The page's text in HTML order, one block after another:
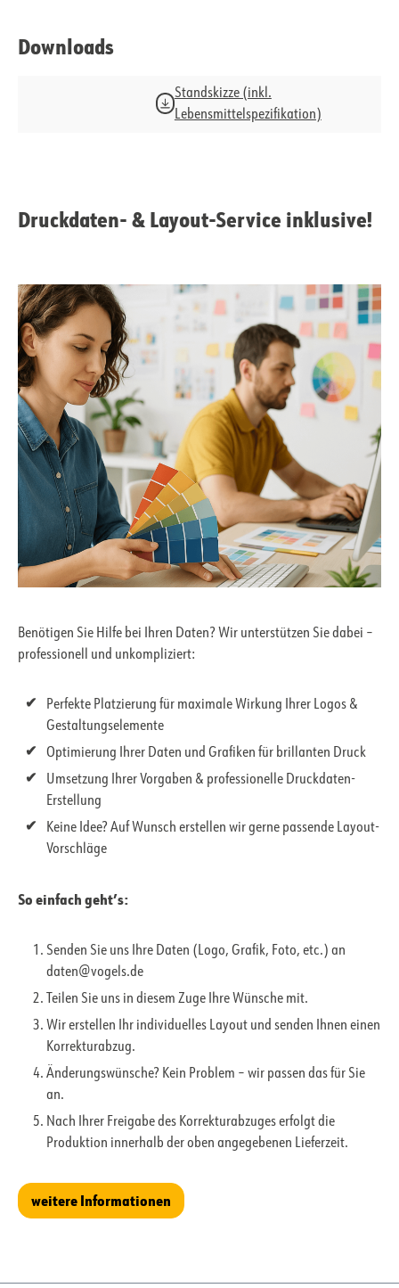
Downloads
Standskizze (inkl.
Lebensmittelspezifikation)
Druckdaten- & Layout-Service inklusive!
Benötigen Sie Hilfe bei Ihren Daten? Wir unterstützen Sie dabei –
professionell und unkompliziert:
Perfekte Platzierung für maximale Wirkung Ihrer Logos &
Gestaltungselemente
Optimierung Ihrer Daten und Grafiken für brillanten Druck
Umsetzung Ihrer Vorgaben & professionelle Druckdaten-
Erstellung
Keine Idee? Auf Wunsch erstellen wir gerne passende Layout-
Vorschläge
So einfach geht’s:
Senden Sie uns Ihre Daten (Logo, Grafik, Foto, etc.) an
daten@vogels.de
Teilen Sie uns in diesem Zuge Ihre Wünsche mit.
Wir erstellen Ihr individuelles Layout und senden Ihnen einen
Korrekturabzug.
Änderungswünsche? Kein Problem – wir passen das für Sie
an.
Nach Ihrer Freigabe des Korrekturabzuges erfolgt die
Produktion innerhalb der oben angegebenen Lieferzeit.
weitere Informationen